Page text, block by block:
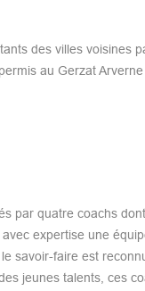
des villes voisines
au Gerzat
par quatre coachs
expertise une
savoir-faire est
jeunes talents, ces